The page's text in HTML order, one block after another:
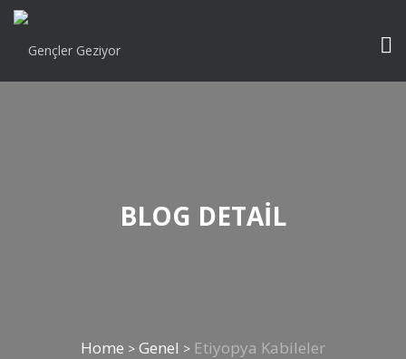
BLOG DETAIL
Home > Genel > Etiyopya Kabileler